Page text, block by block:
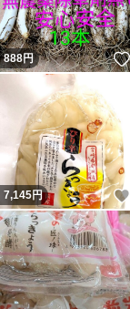
888円
7,145円